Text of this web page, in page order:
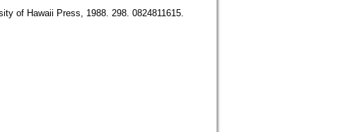
of Hawaii Press, 1988. 298. 0824811615.